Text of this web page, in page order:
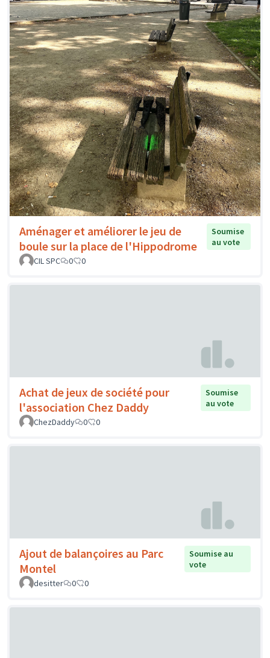
Aménager et améliorer le jeu de
boule sur la place de l'Hippodrome
Soumise
au vote
CIL SPC
0 0
Achat de jeux de société pour
l'association Chez Daddy
Soumise
au vote
ChezDaddy
0 0
Ajout de balançoires au Parc
Montel
Soumise au
vote
desitter
0 0